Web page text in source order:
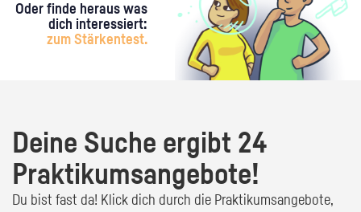
Oder finde heraus was
dich interessiert:
zum Stärkentest.
Deine Suche ergibt 24
Praktikumsangebote!
Du bist fast da! Klick dich durch die Praktikumsangebote,